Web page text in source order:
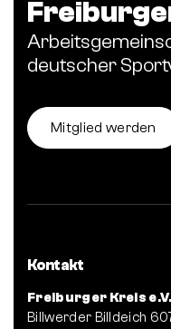
deutscher
Mitglied werden
Kontakt
Freiburger Kreis e.V.
Billwerder Billdeich